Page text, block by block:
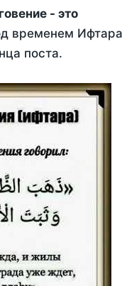
временем Ифтара
поста.